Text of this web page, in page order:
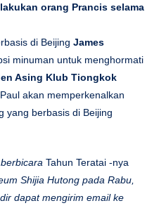
orang Prancis selama
di Beijing James
minuman untuk menghormati
Asing Klub Tiongkok
akan memperkenalkan
yang berbasis di Beijing
Tahun Teratai -nya
Shijia Hutong pada Rabu,
dapat mengirim email ke